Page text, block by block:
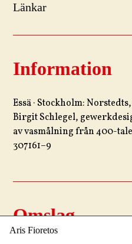
Aris Fioretos
Länkar
Information
Essä · Stockholm:
Birgit Schlegel,
av vasmålning från 400-talet
307161–9
Omslag